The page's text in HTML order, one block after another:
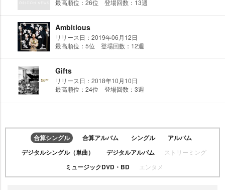
最高順位：26位 登場回数：13週
Ambitious
リリース日：2019年06月12日
最高順位：5位 登場回数：12週
Gifts
リリース日：2018年10月10日
最高順位：24位 登場回数：3週
合算シングル 合算アルバム シングル
アルバム
デジタルシングル（単曲）
デジタルアルバム ストリーミング
ミュージックDVD・BD エンタメ